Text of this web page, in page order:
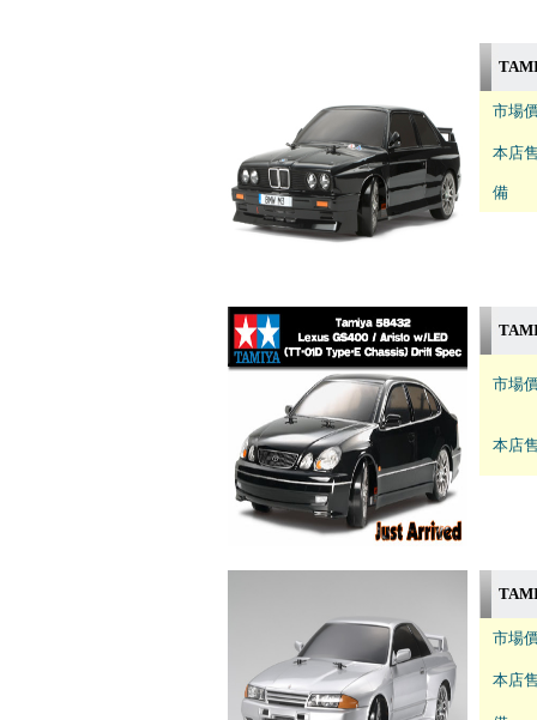
市場
本店
備
市場
本店
市場
本店